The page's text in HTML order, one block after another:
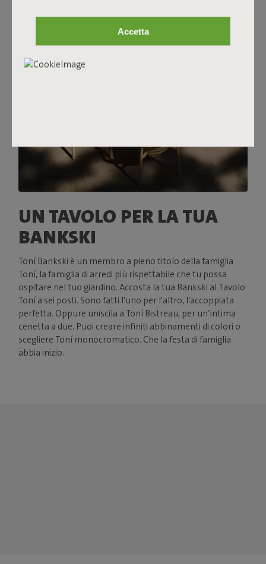
Accetta
UN TAVOLO PER LA TUA
BANKSKI
Toní Bankski è un membro a pieno titolo della famiglia
Toní, la famiglia di arredi più rispettabile che tu possa
ospitare nel tuo giardino. Accosta la tua Bankski al Tavolo
Toní a sei posti. Sono fatti l'uno per l'altro, l’accoppiata
perfetta. Oppure uniscila a Toní Bistreau, per un’intima
cenetta a due. Puoi creare infiniti abbinamenti di colori o
scegliere Toní monocromatico. Che la festa di famiglia
abbia inizio.